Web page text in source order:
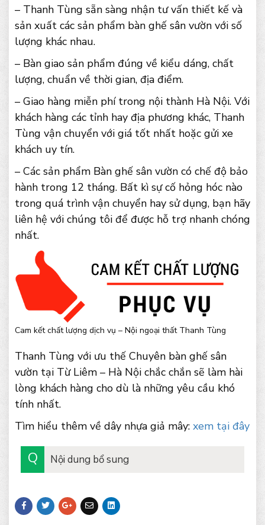
– Thanh Tùng sẵn sàng nhận tư vấn thiết kế và
sản xuất các sản phẩm bàn ghế sân vườn với số
lượng khác nhau.
– Bàn giao sản phẩm đúng về kiểu dáng, chất
lượng, chuẩn về thời gian, địa điểm.
– Giao hàng miễn phí trong nội thành Hà Nội. Với
khách hàng các tỉnh hay địa phương khác, Thanh
Tùng vận chuyển với giá tốt nhất hoặc gửi xe
khách uy tín.
– Các sản phẩm Bàn ghế sân vườn có chế độ bảo
hành trong 12 tháng. Bất kì sự cố hỏng hóc nào
trong quá trình vận chuyển hay sử dụng, bạn hãy
liên hệ với chúng tôi để được hỗ trợ nhanh chóng
nhất.
Cam kết chất lượng dịch vụ – Nội ngoại thất Thanh Tùng
Thanh Tùng với ưu thế Chuyên bàn ghế sân
vườn tại Từ Liêm – Hà Nội chắc chắn sẽ làm hài
lòng khách hàng cho dù là những yêu cầu khó
tính nhất.
Tìm hiểu thêm về dây nhựa giả mây: xem tại đây
Nội dung bổ sung